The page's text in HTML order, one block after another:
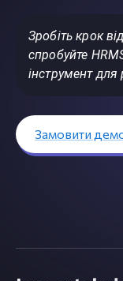
Зробіть крок
спробуйте
інструмент для
Замовити